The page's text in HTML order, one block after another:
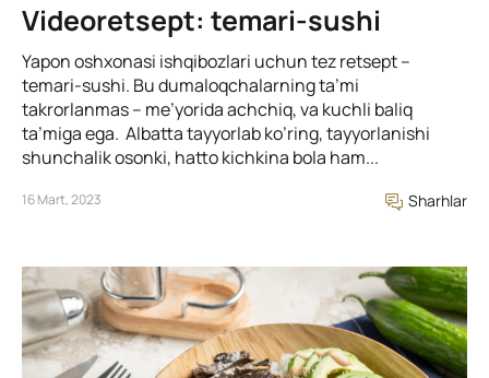
Videoretsept: temari-sushi
Yapon oshxonasi ishqibozlari uchun tez retsept –
temari-sushi. Bu dumaloqchalarning ta’mi
takrorlanmas – me’yorida achchiq, va kuchli baliq
ta’miga ega. Albatta tayyorlab ko’ring, tayyorlanishi
shunchalik osonki, hatto kichkina bola ham...
16 Mart, 2023 Sharhlar